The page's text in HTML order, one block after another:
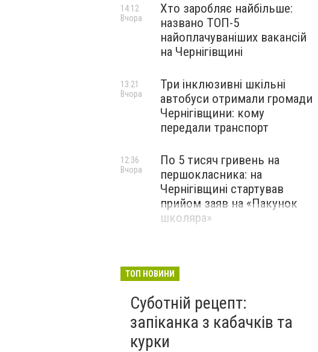
Хто заробляє найбільше:
названо ТОП-5
найоплачуваніших вакансій
на Чернігівщині
14:12
Вчора
Три інклюзивні шкільні
автобуси отримали громади
Чернігівщини: кому
передали транспорт
13:21
Вчора
По 5 тисяч гривень на
першокласника: на
Чернігівщині стартував
прийом заяв на «Пакунок
школяра»
12:36
Вчора
ТОП НОВИНИ
Суботній рецепт:
запіканка з кабачків та
курки